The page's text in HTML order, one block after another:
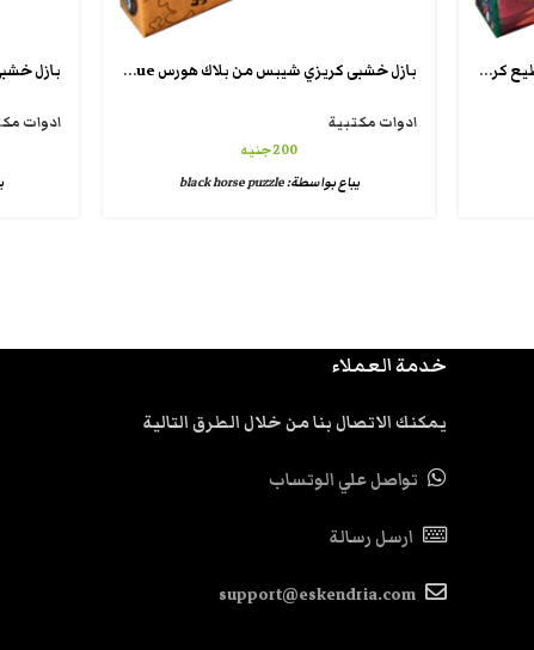
بازل بورد خشبى مفكك 248 قطعة تقطيع كريزى شيبس wooden crazy puzzle بازل خشبى كريزي شيبس من بلاك هورس crazy puzzle unique
ادوات مكتبية
200جنيه
يباع بواسطة:black horse puzzle
ادوات
خدمة العملاء
يمكنك الاتصال بنا من خلال الطرق التالية
تواصل علي الوتساب
ارسل رسالة
support@eskendria.com